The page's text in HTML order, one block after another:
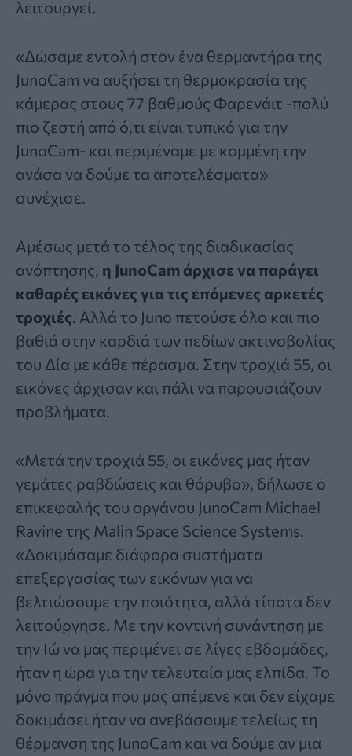
λειτουργεί.
«Δώσαμε εντολή στον ένα θερμαντήρα της
JunoCam να αυξήσει τη θερμοκρασία της
κάμερας στους 77 βαθμούς Φαρενάιτ -πολύ
πιο ζεστή από ό,τι είναι τυπικό για την
JunoCam- και περιμέναμε με κομμένη την
ανάσα να δούμε τα αποτελέσματα»
συνέχισε.
Αμέσως μετά το τέλος της διαδικασίας
ανόπτησης, η JunoCam άρχισε να παράγει
καθαρές εικόνες για τις επόμενες αρκετές
τροχιές. Αλλά το Juno πετούσε όλο και πιο
βαθιά στην καρδιά των πεδίων ακτινοβολίας
του Δία με κάθε πέρασμα. Στην τροχιά 55, οι
εικόνες άρχισαν και πάλι να παρουσιάζουν
προβλήματα.
«Μετά την τροχιά 55, οι εικόνες μας ήταν
γεμάτες ραβδώσεις και θόρυβο», δήλωσε ο
επικεφαλής του οργάνου JunoCam Michael
Ravine της Malin Space Science Systems.
«Δοκιμάσαμε διάφορα συστήματα
επεξεργασίας των εικόνων για να
βελτιώσουμε την ποιότητα, αλλά τίποτα δεν
λειτούργησε. Με την κοντινή συνάντηση με
την Ιώ να μας περιμένει σε λίγες εβδομάδες,
ήταν η ώρα για την τελευταία μας ελπίδα. Το
μόνο πράγμα που μας απέμενε και δεν είχαμε
δοκιμάσει ήταν να ανεβάσουμε τελείως τη
θέρμανση της JunoCam και να δούμε αν μια